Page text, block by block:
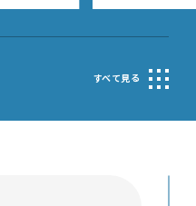
すべて見る